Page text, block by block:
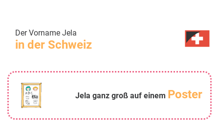
Der Vorname Jela
in der Schweiz
Jela ganz groß auf einem Poster